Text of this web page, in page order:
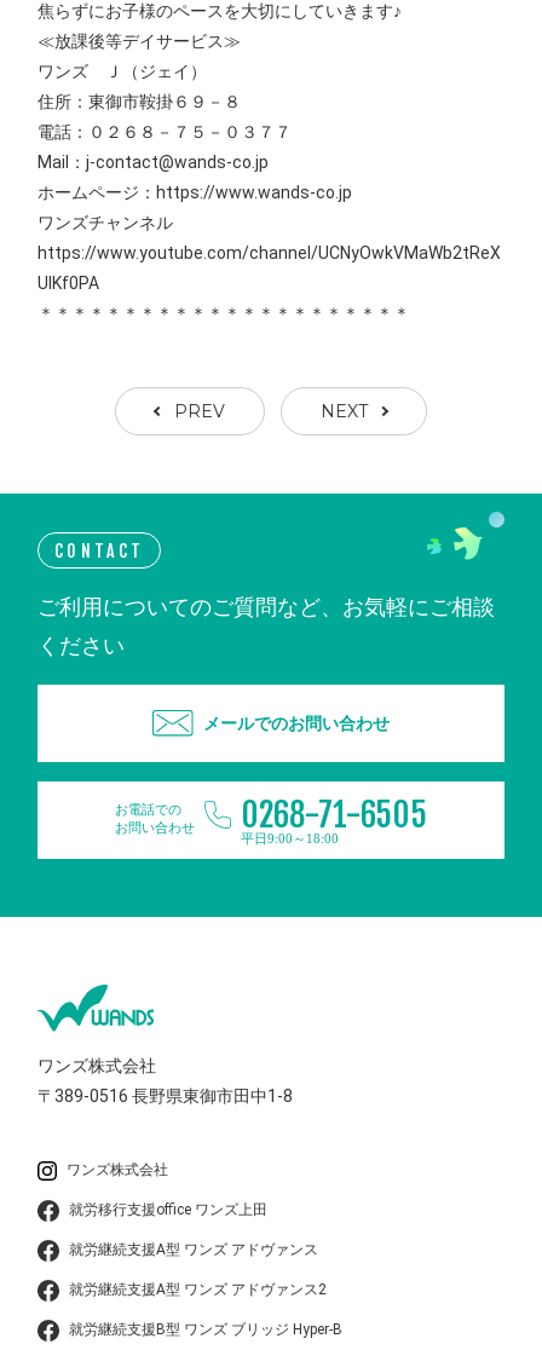
焦らずにお子様のペースを大切にしていきます♪
≪放課後等デイサービス≫
ワンズ Ｊ（ジェイ）
住所：東御市鞍掛６９－８
電話：０２６８－７５－０３７７
Mail：j-contact@wands-co.jp
ホームページ：https://www.wands-co.jp
ワンズチャンネル
https://www.youtube.com/channel/UCNyOwkVMaWb2tReX
UIKf0PA
＊＊＊＊＊＊＊＊＊＊＊＊＊＊＊＊＊＊＊＊＊＊
PREV NEXT
CONTACT
ご利用についてのご質問など、お気軽にご相談
ください
メールでのお問い合わせ
お電話での
お問い合わせ
0268-71-6505
平日9:00～18:00
ワンズ株式会社
〒389-0516長野県東御市田中1-8
ワンズ株式会社
就労移行支援office ワンズ上田
就労継続支援A型 ワンズ アドヴァンス
就労継続支援A型 ワンズ アドヴァンス2
就労継続支援B型 ワンズ ブリッジ Hyper-B